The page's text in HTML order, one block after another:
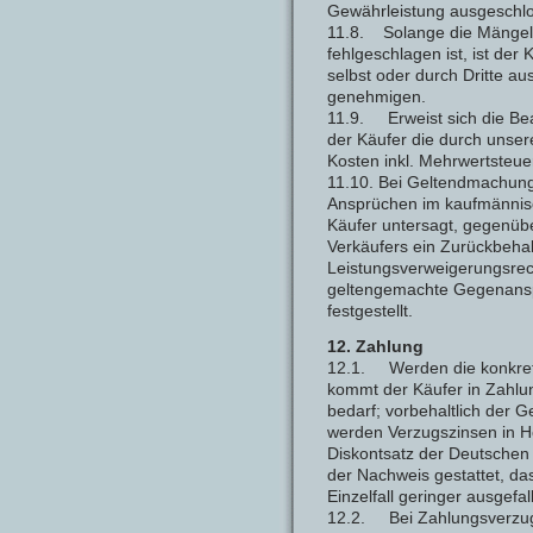
Gewährleistung
11.8. Solange die
fehlgeschlagen ist, ist der
selbst oder durch Dritte
genehmigen.
11.9. Erweist sich die
der Käufer die durch
Kosten inkl.
11.10. Bei
Ansprüchen im
Käufer untersagt,
Verkäufers ein
geltengemachte
festgestellt.
12. Zahlung
12.1. Werden die
kommt der Käufer in
bedarf; vorbehaltlich der
werden Verzugszinsen in
Diskontsatz der
der Nachweis gestattet,
Einzelfall geringer
12.2. Bei